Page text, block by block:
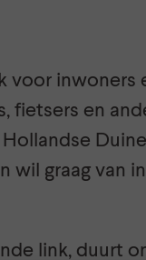
voor
fietsers en
wil graag van
link, duurt